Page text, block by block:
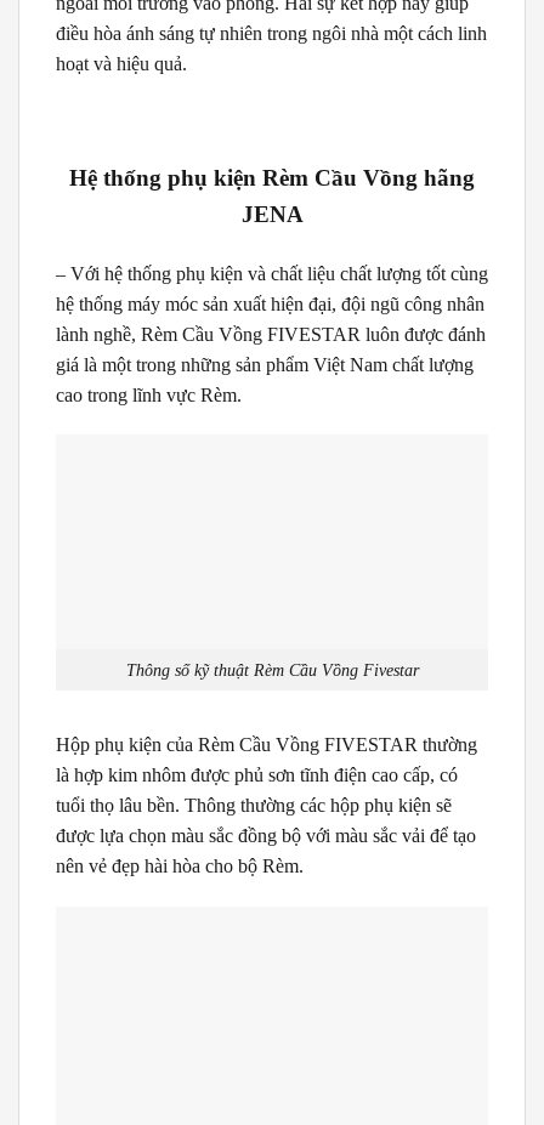
điều hòa ánh sáng tự nhiên trong ngôi nhà một cách linh
hoạt và hiệu quả.
Hệ thống phụ kiện Rèm Cầu Vồng hãng
JENA
– Với hệ thống phụ kiện và chất liệu chất lượng tốt cùng
hệ thống máy móc sản xuất hiện đại, đội ngũ công nhân
lành nghề, Rèm Cầu Vồng FIVESTAR luôn được đánh
giá là một trong những sản phẩm Việt Nam chất lượng
cao trong lĩnh vực Rèm.
Thông số kỹ thuật Rèm Cầu Vồng Fivestar
Hộp phụ kiện của Rèm Cầu Vồng FIVESTAR thường
là hợp kim nhôm được phủ sơn tĩnh điện cao cấp, có
tuổi thọ lâu bền. Thông thường các hộp phụ kiện sẽ
được lựa chọn màu sắc đồng bộ với màu sắc vải để tạo
nên vẻ đẹp hài hòa cho bộ Rèm.